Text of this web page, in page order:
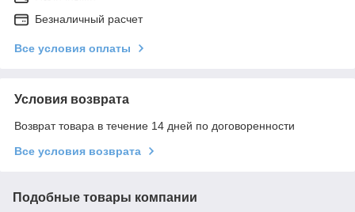
Безналичный расчет
Все условия оплаты
Условия возврата
Возврат товара в течение 14 дней по договоренности
Все условия возврата
Подобные товары компании